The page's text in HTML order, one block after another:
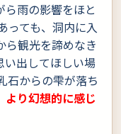
雨の影響をほと
っても、洞内に入
ら観光を諦めなき
い出してほしい場
石からの雫が落ち
り幻想的に感じ